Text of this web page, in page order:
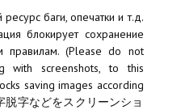
баги, опечатки и т.д.
блокирует сохранение
правилам. (Please do not
with screenshots, to this
saving images according
脱字などをスクリーンショ